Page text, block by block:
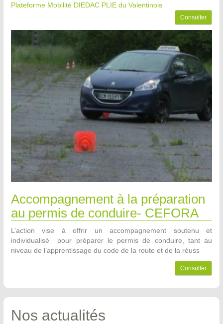
Plateforme Mobilité DIEDAC PLIE du Valentinois
Consulter
Accompagnement à la préparation
au permis de conduire- CEFORA
L’action vise à offrir un accompagnement soutenu et
individualisé pour préparer le permis de conduire, tant au
niveau de l’apprentissage du code de la route et de la réuss
Consulter
Nos actualités